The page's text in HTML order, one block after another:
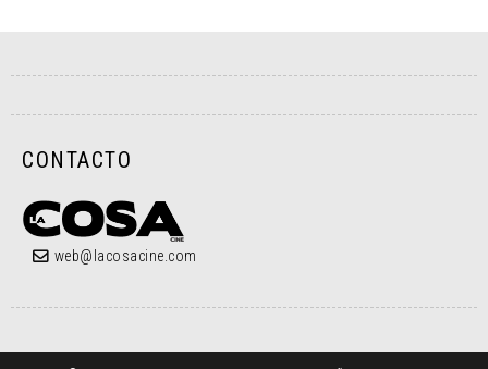
CONTACTO
web@lacosacine.com